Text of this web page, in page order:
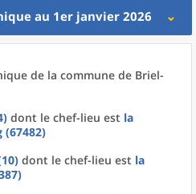
au 1er janvier 2026
de la commune de Briel-
dont le chef-lieu est la
(67482)
dont le chef-lieu est la